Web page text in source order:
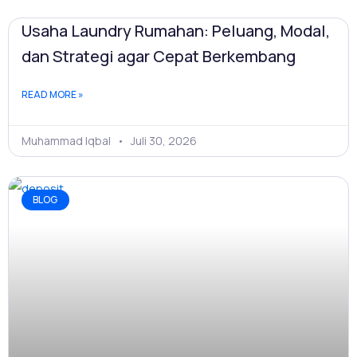
Usaha Laundry Rumahan: Peluang, Modal,
dan Strategi agar Cepat Berkembang
READ MORE »
Muhammad Iqbal Juli 30, 2026
BLOG